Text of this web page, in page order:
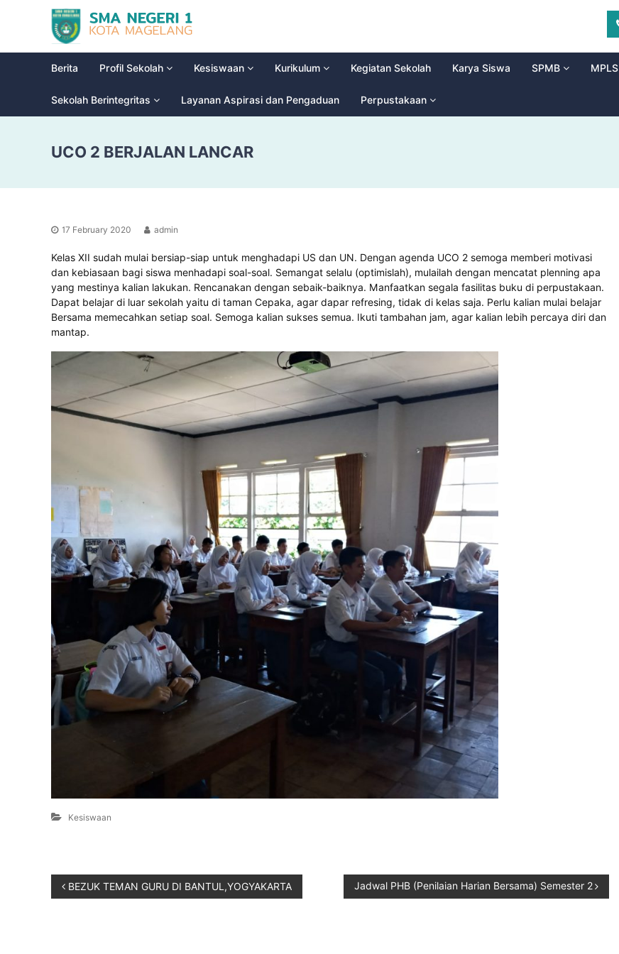
A
N
g
e
i
M
a
n
g
i
o
l
i
o
l
Berita Profil Sekolah Kesiswaan Kurikulum Kegiatan Sekolah Karya Siswa SPMB MPLS
Sekolah Berintegritas Layanan Aspirasi dan Pengaduan Perpustakaan
UCO 2 BERJALAN LANCAR
17 February 2020 admin
Kelas XII sudah mulai bersiap-siap untuk menghadapi US dan UN. Dengan agenda UCO 2 semoga memberi motivasi
dan kebiasaan bagi siswa menhadapi soal-soal. Semangat selalu (optimislah), mulailah dengan mencatat plenning apa
yang mestinya kalian lakukan. Rencanakan dengan sebaik-baiknya. Manfaatkan segala fasilitas buku di perpustakaan.
Dapat belajar di luar sekolah yaitu di taman Cepaka, agar dapar refresing, tidak di kelas saja. Perlu kalian mulai belajar
Bersama memecahkan setiap soal. Semoga kalian sukses semua. Ikuti tambahan jam, agar kalian lebih percaya diri dan
mantap.
Kesiswaan
BEZUK TEMAN GURU DI BANTUL,YOGYAKARTA Jadwal PHB (Penilaian Harian Bersama) Semester 2